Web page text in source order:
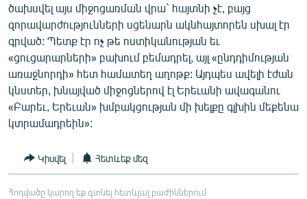
ծախսվել այս միջոցառման վրա` հայտնի չէ, բայց
զորավարժությունների սցենարն ակնհայտորեն սխալ էր
գրված: Պետք էր ոչ թե ոստիկանության եւ
«ցուցարարների» բախում բեմադրել, այլ «ընդդիմության
առաջնորդի» հետ համատեղ աղոթք: Այդպես ավելի էժան
կնստեր, խնայված միջոցներով էլ Երեւանի ավագանու
«Բարեւ, Երեւան» խմբակցության մի խելքը գլխին մեքենա
կտրամադրեին»:
Կիսվել Հետևեք մեզ
Հոդվածը կարող եք գտնել հետևյալ բաժիններում